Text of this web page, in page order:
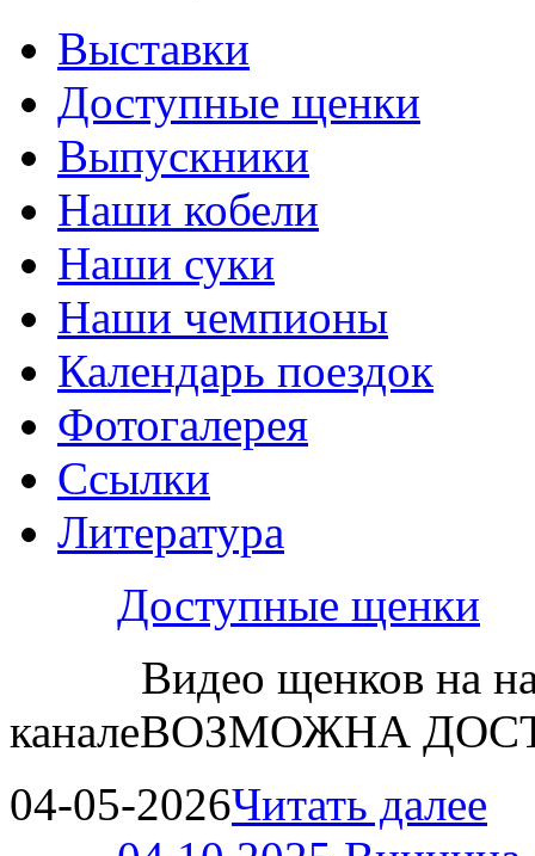
Выставки
Доступные щенки
Выпускники
Наши кобели
Наши суки
Наши чемпионы
Календарь поездок
Фотогалерея
Ссылки
Литература
Доступные щенки
Видео щенков на
каналеВОЗМОЖНА
04-05-2026Читать далее